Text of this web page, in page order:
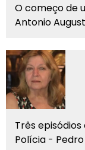
O começo de
Antonio
Três
Polícia -